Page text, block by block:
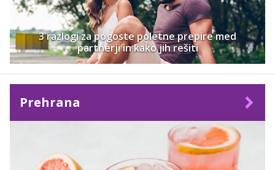
3 razlogi za pogoste poletne prepire med
partnerji in kako jih rešiti
Prehrana